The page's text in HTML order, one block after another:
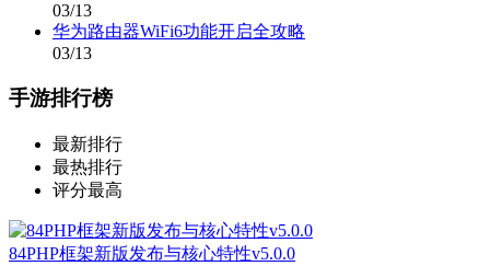
03/13
华为路由器WiFi6功能开启全攻略
03/13
手游排行榜
最新排行
最热排行
评分最高
84PHP框架新版发布与核心特性v5.0.0